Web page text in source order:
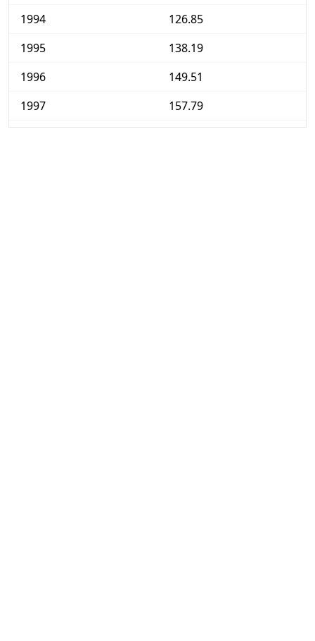
1994
126.85
1995
138.19
1996
149.51
1997
157.79